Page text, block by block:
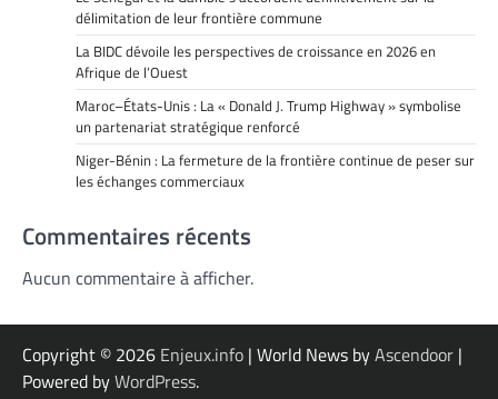
délimitation de leur frontière commune
La BIDC dévoile les perspectives de croissance en 2026 en
Afrique de l’Ouest
Maroc–États-Unis : La « Donald J. Trump Highway » symbolise
un partenariat stratégique renforcé
Niger-Bénin : La fermeture de la frontière continue de peser sur
les échanges commerciaux
Commentaires récents
Aucun commentaire à afficher.
Copyright © 2026 Enjeux.info | World News byAscendoor |
Powered byWordPress.